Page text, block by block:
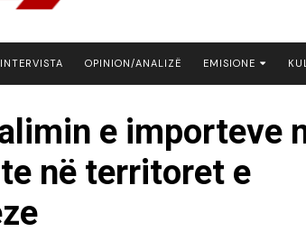
INTERVISTA OPINION/ANALIZË EMISIONE
BOTA NE FOKUS
EKONOMIKS
e importeve
në territoret e